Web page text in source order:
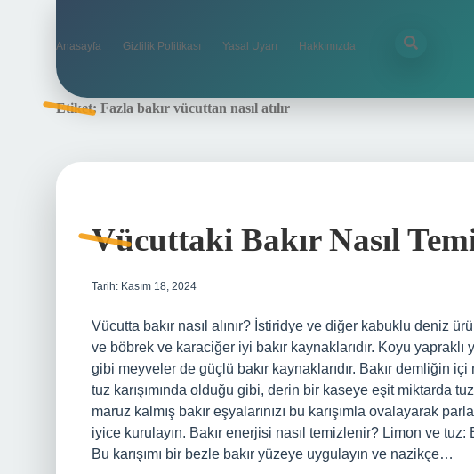
Anasayfa Gizlilik Politikası Yasal Uyarı Hakkımızda
Etiket: Fazla bakır vücuttan nasıl atılır
Vücuttaki Bakır Nasıl
Tarih: Kasım 18, 2024
Vücutta bakır nasıl alınır? İstiridye ve diğer kabuklu deniz
ve böbrek ve karaciğer iyi bakır kaynaklarıdır. Koyu
gibi meyveler de güçlü bakır kaynaklarıdır. Bakır demliğin
tuz karışımında olduğu gibi, derin bir kaseye eşit miktarda
maruz kalmış bakır eşyalarınızı bu karışımla ovalayarak
iyice kurulayın. Bakır enerjisi nasıl temizlenir? Limon ve
Bu karışımı bir bezle bakır yüzeye uygulayın ve nazikçe…